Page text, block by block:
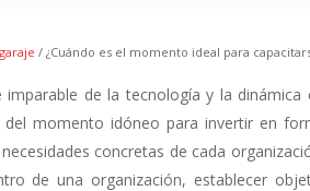
/ ¿Cuándo es el momento ideal para
momento idóneo para invertir en
concretas de cada
de una organización, establecer